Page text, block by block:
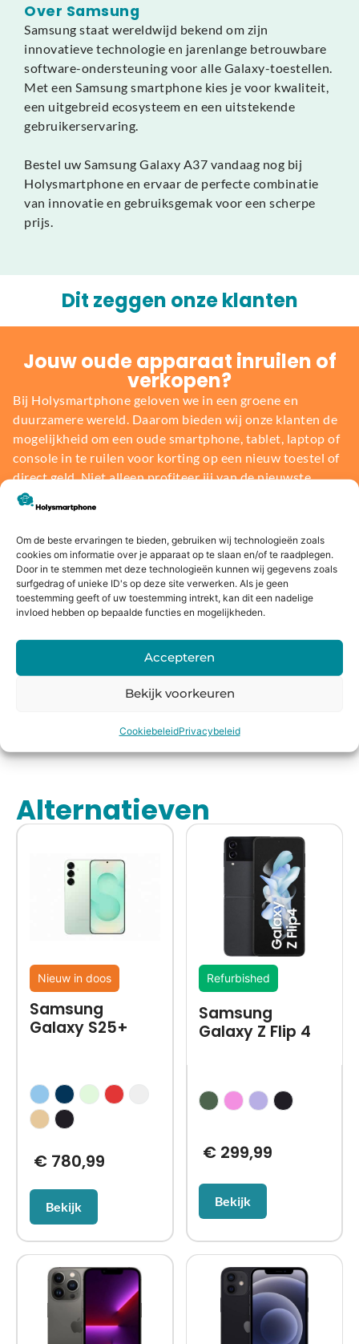
Om de beste ervaringen te bieden, gebruiken wij technologieën zoals
cookies om informatie over je apparaat op te slaan en/of te raadplegen.
Door in te stemmen met deze technologieën kunnen wij gegevens zoals
surfgedrag of unieke ID's op deze site verwerken. Als je geen
toestemming geeft of uw toestemming intrekt, kan dit een nadelige
invloed hebben op bepaalde functies en mogelijkheden.
Accepteren
Bekijk voorkeuren
CookiebeleidPrivacybeleid
Over Samsung
Samsung staat wereldwijd bekend om zijn
innovatieve technologie en jarenlange betrouwbare
software-ondersteuning voor alle Galaxy-toestellen.
Met een Samsung smartphone kies je voor kwaliteit,
een uitgebreid ecosysteem en een uitstekende
gebruikerservaring.
Bestel uw Samsung Galaxy A37 vandaag nog bij
Holysmartphone en ervaar de perfecte combinatie
van innovatie en gebruiksgemak voor een scherpe
prijs.
Dit zeggen onze klanten
Jouw oude apparaat inruilen of
verkopen?
Bij Holysmartphone geloven we in een groene en
duurzamere wereld. Daarom bieden wij onze klanten de
mogelijkheid om een oude smartphone, tablet, laptop of
console in te ruilen voor korting op een nieuw toestel of
direct geld. Niet alleen profiteer jij van de nieuwste
technologie, maar je draagt ook bij aan het behoud van
onze planeet.
Bereken de waarde
14 dagen
bedenkte
rmijn
Fysieke
winkel
Alternatieven
Nieuw in doos
Samsung
Galaxy S25+
€780,99
Bekijk
Refurbished
Samsung
Galaxy Z Flip 4
€ 299,99
Bekijk